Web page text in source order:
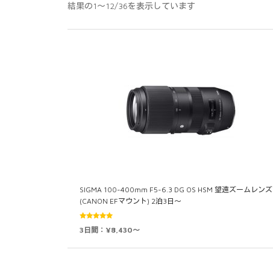
結果の1～12/36を表示しています
SIGMA 100-400mm F5-6.3 DG OS HSM 望遠ズームレンズ
(CANON EFマウント) 2泊3日～
5段階中
3日間：¥8,430～